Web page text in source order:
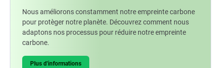
Nous améliorons constamment notre empreinte carbone
pour protèger notre planète. Découvrez comment nous
adaptons nos processus pour réduire notre empreinte
carbone.
Plus d'informations